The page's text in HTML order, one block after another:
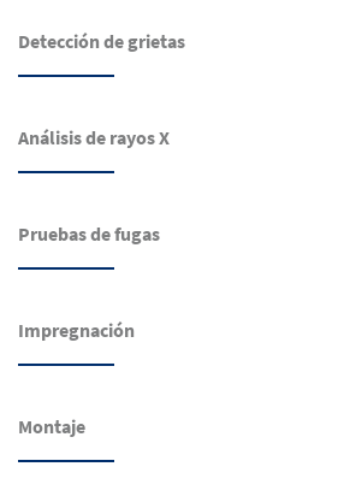
Detección de grietas
Análisis de rayos X
Pruebas de fugas
Impregnación
Montaje